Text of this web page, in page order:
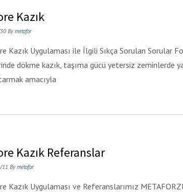
Kazık
By metafor
Kazık Uygulaması ile İlgili Sıkça Sorulan Sorular
dökme kazık, taşıma gücü yetersiz zeminlerde
amacıyla
Kazık Referanslar
11 By metafor
Kazık Uygulaması ve Referanslarımız